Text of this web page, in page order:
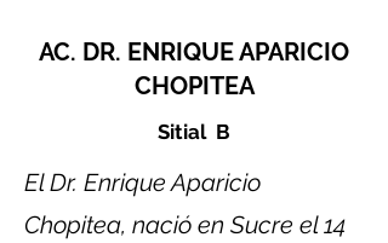
AC. DR. ENRIQUE APARICIO
CHOPITEA
Sitial B
El Dr. Enrique Aparicio
Chopitea, nació en Sucre el 14